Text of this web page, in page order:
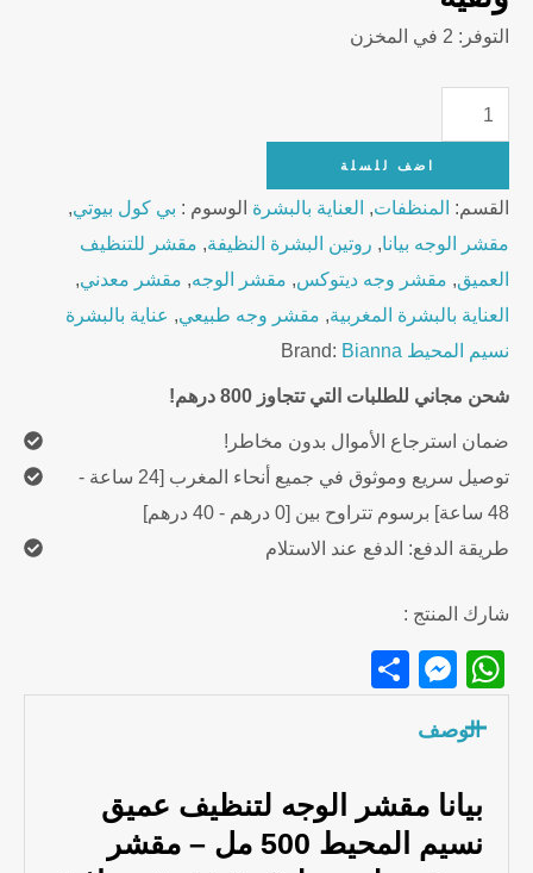
التوفر: 2 في المخزن
Bianna
Face
Deep
Clean
Ocean
Breeze
–
500ml
اضف للسلة
القسم: المنظفات, العناية بالبشرة الوسوم : بي كول بيوتي,
مقشر الوجه بيانا, روتين البشرة النظيفة, مقشر للتنظيف
العميق, مقشر وجه ديتوكس, مقشر الوجه, مقشر معدني,
العناية بالبشرة المغربية, مقشر وجه طبيعي, عناية بالبشرة
نسيم المحيط
Brand: Bianna
شحن مجاني للطلبات التي تتجاوز 800 درهم!
ضمان استرجاع الأموال بدون مخاطر!
توصيل سريع وموثوق في جميع أنحاء المغرب [24 ساعة -
48 ساعة] برسوم تتراوح بين [0 درهم - 40 درهم]
طريقة الدفع: الدفع عند الاستلام
شارك المنتج :
WhatsApp
Messenger
الوصف
بيانا مقشر الوجه لتنظيف عميق
نسيم المحيط 500 مل – مقشر